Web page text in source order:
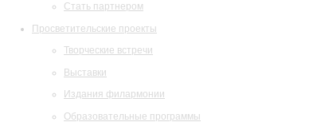
Стать партнером
Просветительские проекты
Творческие встречи
Выставки
Издания филармонии
Образовательные программы